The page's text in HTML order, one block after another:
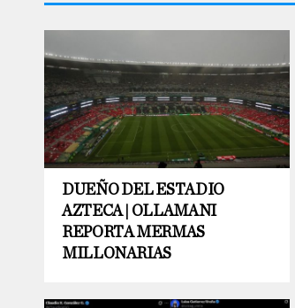
DUEÑO DEL ESTADIO
AZTECA | OLLAMANI
REPORTA MERMAS
MILLONARIAS